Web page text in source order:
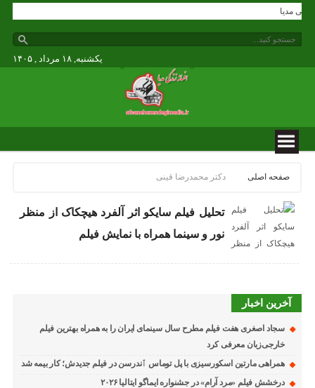
زندگی مدیا
یکشنبه, ۱۸ مرداد , ۱۴۰۵
صفحه اصلی دکتر محمدرضا قینی
تحلیل فیلم سایکو اثر آلفرد هیچکاک از منظر
نور و سینما همراه با نمایش فیلم
آخرین اخبار
سجاد اصغری هفت فیلم مطرح سال سینمای ایران را به همراه بهترین فیلم
خارجی‌زبان معرفی کرد
همراهی مارتین اسکورسیزی با پل توماس ٱندرسن در فیلم جدیدش؛ کار بیمه شد
درخشش فیلم «مرد آرام» در جشنواره ایماگو ایتالیا ۲۰۲۶